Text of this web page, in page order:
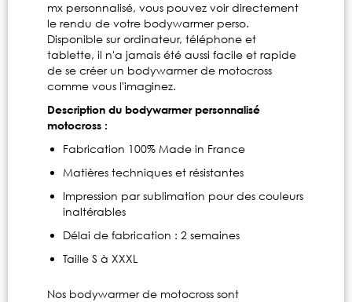
mx personnalisé, vous pouvez voir directement
le rendu de votre bodywarmer perso.
Disponible sur ordinateur, téléphone et
tablette, il n'a jamais été aussi facile et rapide
de se créer un bodywarmer de motocross
comme vous l'imaginez.
Description du bodywarmer personnalisé
motocross :
Fabrication 100% Made in France
Matières techniques et résistantes
Impression par sublimation pour des couleurs
inaltérables
Délai de fabrication : 2 semaines
Taille S à XXXL
Nos bodywarmer de motocross sont